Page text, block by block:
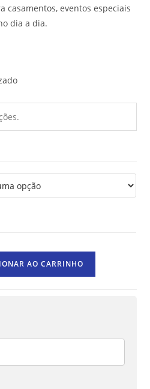
casamentos, eventos especiais
dia a dia.
AO CARRINHO